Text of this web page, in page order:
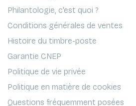
Philantologie, c'est quoi ?
Conditions générales de ventes
Histoire du timbre-poste
Garantie CNEP
Politique de vie privée
Politique en matière de cookies
Questions fréquemment posées